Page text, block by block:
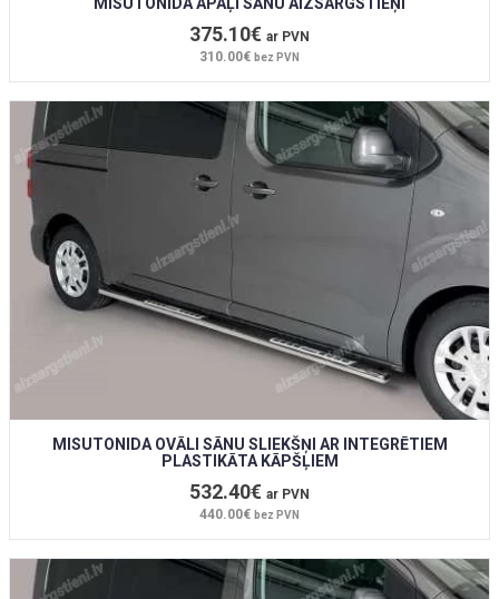
375.10€ ar PVN
310.00€ bez PVN
MISUTONIDA OVĀLI SĀNU SLIEKŠŅI AR INTEGRĒTIEM
PLASTIKĀTA KĀPŠĻIEM
532.40€ ar PVN
440.00€ bez PVN